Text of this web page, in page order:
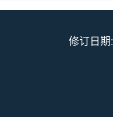
修订日期: